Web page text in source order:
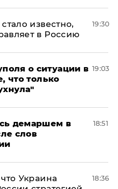
известно,
в Россию
19:30
о ситуации в
что только
19:03
демаршем в
слов
18:51
Украина
18:36